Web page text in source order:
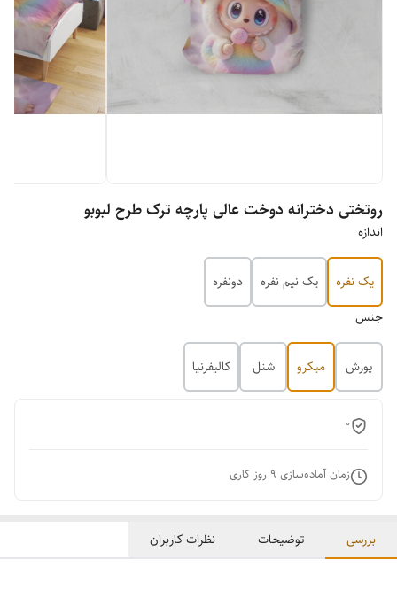
روتختی دخترانه دوخت عالی پارچه ترک طرح لبوبو
اندازه
یک نفره یک نیم نفره
دونفره
جنس
پورش میکرو شنل کالیفرنیا
0
زمان آماده‌سازی 9 روز کاری
بررسی توضیحات نظرات کاربران